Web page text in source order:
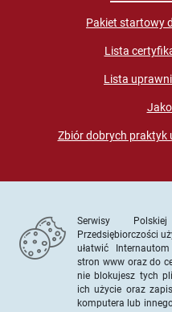
Pakiet startowy
Lista
Lista
Zbiór dobrych praktyk
© PARP. Wszelkie prawa
Serwisy
Przedsiębiorczości
ułatwić
stron www oraz do
nie blokujesz tych
ich użycie oraz
komputera lub